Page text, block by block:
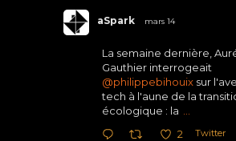
aSpark mars 14
La semaine dernière,
Gauthier interrogeait
@philippebihouix sur
tech à l'aune de la
écologique : la
2 Twitter